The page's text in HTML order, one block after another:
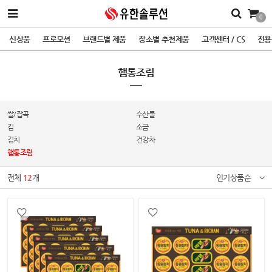
0
신상품 프로모션 브랜드별 제품 장소별 추천제품 고객센터 / CS 전
햄통조림
쌀/잡곡
수산물
김
소금
김치
건강차
햄통조림
전체 12개 인기상품순